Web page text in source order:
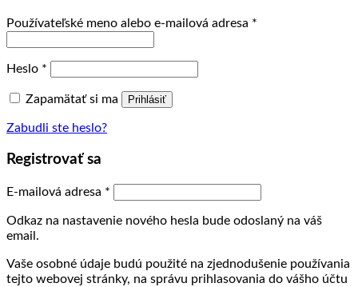
Používateľské meno alebo e-mailová adresa *
Heslo *
Zapamätať si ma Prihlásiť
Zabudli ste heslo?
Registrovať sa
E-mailová adresa *
Odkaz na nastavenie nového hesla bude odoslaný na váš
email.
Vaše osobné údaje budú použité na zjednodušenie používania
tejto webovej stránky, na správu prihlasovania do vášho účtu